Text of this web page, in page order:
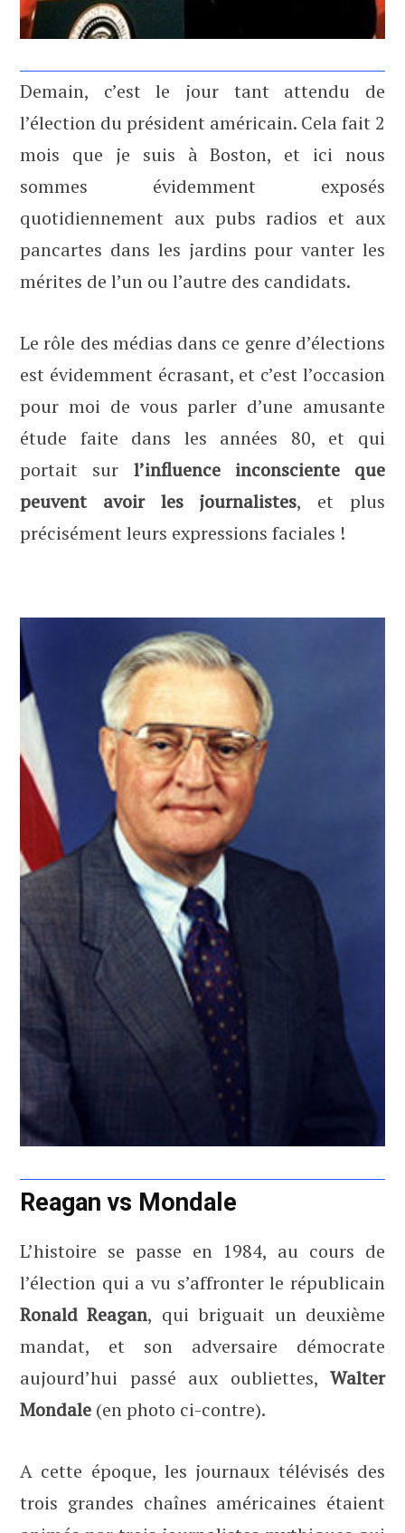
Demain, c’est le jour tant attendu de
l’élection du président américain. Cela fait 2
mois que je suis à Boston, et ici nous
sommes évidemment exposés
quotidiennement aux pubs radios et aux
pancartes dans les jardins pour vanter les
mérites de l’un ou l’autre des candidats.
Le rôle des médias dans ce genre d’élections
est évidemment écrasant, et c’est l’occasion
pour moi de vous parler d’une amusante
étude faite dans les années 80, et qui
portait sur l’influence inconsciente que
peuvent avoir les journalistes, et plus
précisément leurs expressions faciales !
Reagan vs Mondale
L’histoire se passe en 1984, au cours de
l’élection qui a vu s’affronter le républicain
Ronald Reagan, qui briguait un deuxième
mandat, et son adversaire démocrate
aujourd’hui passé aux oubliettes, Walter
Mondale (en photo ci-contre).
A cette époque, les journaux télévisés des
trois grandes chaînes américaines étaient